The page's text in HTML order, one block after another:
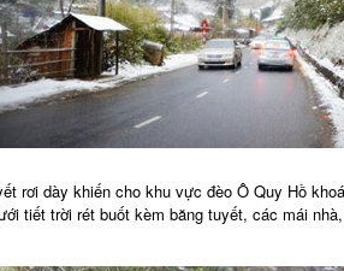
rơi dày khiến cho khu vực đèo Ô Quy Hồ
tiết trời rét buốt kèm băng tuyết, các mái